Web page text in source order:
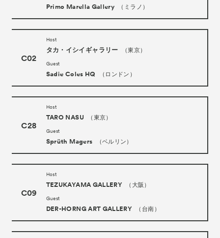
Tickets VIP
Primo Marella Gallery （ミラノ）
C02
Host
タカ・イシイギャラリー （東京）
Guest
Sadie Coles HQ （ロンドン）
C28
Host
TARO NASU （東京）
Guest
Sprüth Magers （ベルリン）
C09
Host
TEZUKAYAMA GALLERY （大阪）
Guest
DER-HORNG ART GALLERY （台南）